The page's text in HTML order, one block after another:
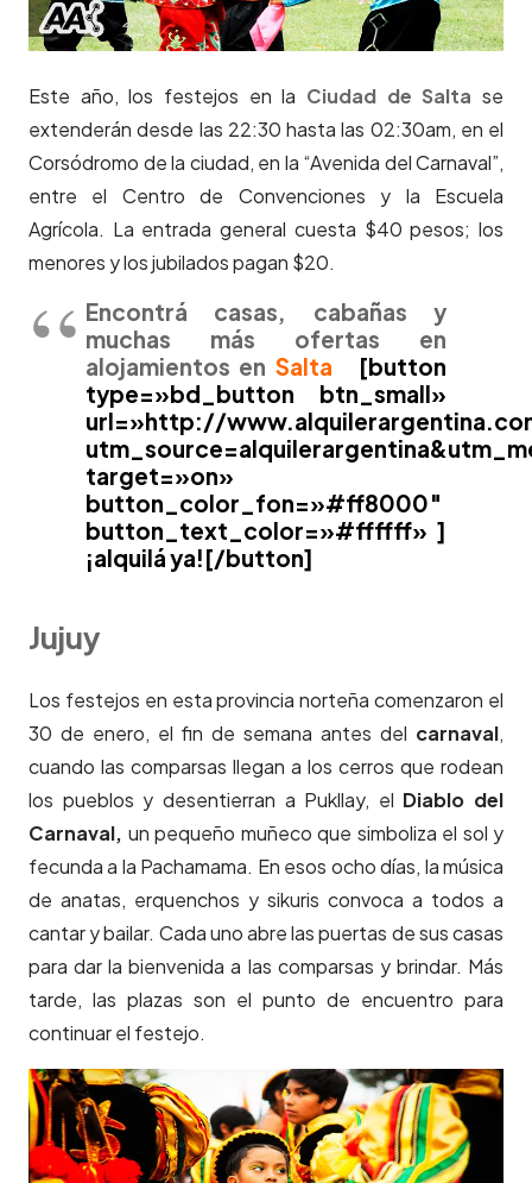
Este año, los festejos en la Ciudad de Salta se
extenderán desde las 22:30 hasta las 02:30am, en el
Corsódromo de la ciudad, en la “Avenida del Carnaval”,
entre el Centro de Convenciones y la Escuela
Agrícola. La entrada general cuesta $40 pesos; los
menores y los jubilados pagan $20.
Encontrá casas, cabañas y
muchas más ofertas en
alojamientos en Salta [button
type=»bd_button btn_small»
url=»http://
target=»on»
button_color_fon=»#ff8000″
button_text_color=»#ffffff» ]
¡alquilá ya![/button]
Jujuy
Los festejos en esta provincia norteña comenzaron el
30 de enero, el fin de semana antes del carnaval,
cuando las comparsas llegan a los cerros que rodean
los pueblos y desentierran a Pukllay, el Diablo del
Carnaval, un pequeño muñeco que simboliza el sol y
fecunda a la Pachamama. En esos ocho días, la música
de anatas, erquenchos y sikuris convoca a todos a
cantar y bailar. Cada uno abre las puertas de sus casas
para dar la bienvenida a las comparsas y brindar. Más
tarde, las plazas son el punto de encuentro para
continuar el festejo.